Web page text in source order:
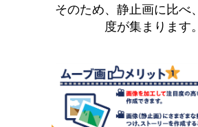
そのため、静止画に比べ
度が集まります。